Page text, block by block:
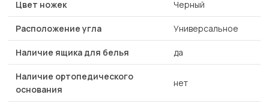
Цвет ножек Черный
Расположение угла Универсальное
Наличие ящика для белья да
Наличие ортопедического
основания
нет